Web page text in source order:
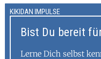
KIKIDAN IMPULSE
Bist Du bereit
Lerne Dich selbst